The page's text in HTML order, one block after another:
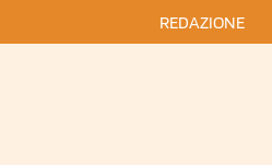
REDAZIONE